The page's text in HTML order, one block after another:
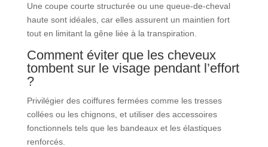
Une coupe courte structurée ou une queue-de-cheval
haute sont idéales, car elles assurent un maintien fort
tout en limitant la gêne liée à la transpiration.
Comment éviter que les cheveux
tombent sur le visage pendant l’effort
?
Privilégier des coiffures fermées comme les tresses
collées ou les chignons, et utiliser des accessoires
fonctionnels tels que les bandeaux et les élastiques
renforcés.